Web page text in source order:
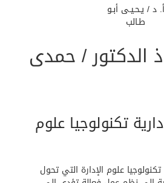
أ. د / يـحـيـى أبـو
طـالب
الدكتور / حمدى
تكنولوجيا علوم
علوم الإدارة التي تحول